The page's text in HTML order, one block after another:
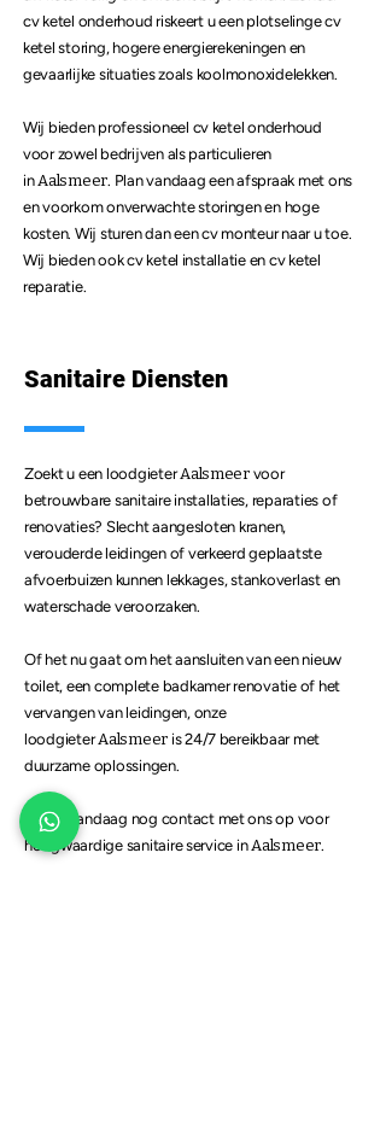
cv ketel onderhoud riskeert u een plotselinge cv
ketel storing, hogere energierekeningen en
gevaarlijke situaties zoals koolmonoxidelekken.
Wij bieden professioneel cv ketel onderhoud
voor zowel bedrijven als particulieren
inAalsmeer. Plan vandaag een afspraak met ons
en voorkom onverwachte storingen en hoge
kosten. Wij sturen dan een cv monteur naar u toe.
Wij bieden ook cv ketel installatie en cv ketel
reparatie.
Sanitaire Diensten
Zoekt u een loodgieterAalsmeervoor
betrouwbare sanitaire installaties, reparaties of
renovaties? Slecht aangesloten kranen,
verouderde leidingen of verkeerd geplaatste
afvoerbuizen kunnen lekkages, stankoverlast en
waterschade veroorzaken.
Of het nu gaat om het aansluiten van een nieuw
toilet, een complete badkamer renovatieof het
vervangen van leidingen, onze
loodgieterAalsmeer is 24/7 bereikbaar met
duurzame oplossingen.
Neem vandaag nog contact met ons op voor
hoogwaardige sanitaire service inAalsmeer.